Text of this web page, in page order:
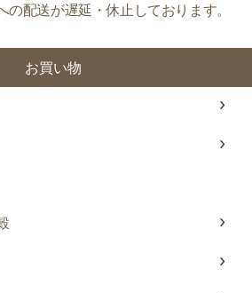
の配送が遅延・休止しております。
お買い物
ま屋で初めてお買い物をされる方
以上のお買い物でご利用いただけます
用回数：お一人様1回限り